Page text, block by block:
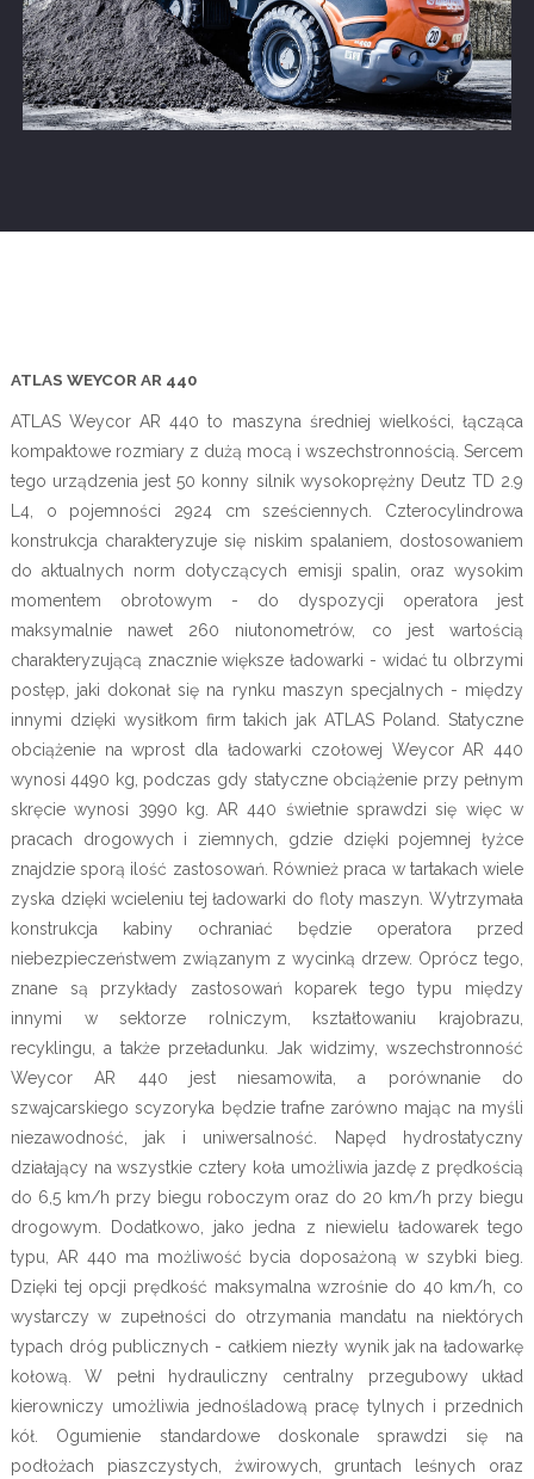
ATLAS WEYCOR AR 440
ATLAS Weycor AR 440 to maszyna średniej wielkości, łącząca
kompaktowe rozmiary z dużą mocą i wszechstronnością. Sercem
tego urządzenia jest 50 konny silnik wysokoprężny Deutz TD 2.9
L4, o pojemności 2924 cm sześciennych. Czterocylindrowa
konstrukcja charakteryzuje się niskim spalaniem, dostosowaniem
do aktualnych norm dotyczących emisji spalin, oraz wysokim
momentem obrotowym - do dyspozycji operatora jest
maksymalnie nawet 260 niutonometrów, co jest wartością
charakteryzującą znacznie większe ładowarki - widać tu olbrzymi
postęp, jaki dokonał się na rynku maszyn specjalnych - między
innymi dzięki wysiłkom firm takich jak ATLAS Poland. Statyczne
obciążenie na wprost dla ładowarki czołowej Weycor AR 440
wynosi 4490 kg, podczas gdy statyczne obciążenie przy pełnym
skręcie wynosi 3990 kg. AR 440 świetnie sprawdzi się więc w
pracach drogowych i ziemnych, gdzie dzięki pojemnej łyżce
znajdzie sporą ilość zastosowań. Również praca w tartakach wiele
zyska dzięki wcieleniu tej ładowarki do floty maszyn. Wytrzymała
konstrukcja kabiny ochraniać będzie operatora przed
niebezpieczeństwem związanym z wycinką drzew. Oprócz tego,
znane są przykłady zastosowań koparek tego typu między
innymi w sektorze rolniczym, kształtowaniu krajobrazu,
recyklingu, a także przeładunku. Jak widzimy, wszechstronność
Weycor AR 440 jest niesamowita, a porównanie do
szwajcarskiego scyzoryka będzie trafne zarówno mając na myśli
niezawodność, jak i uniwersalność. Napęd hydrostatyczny
działający na wszystkie cztery koła umożliwia jazdę z prędkością
do 6,5 km/h przy biegu roboczym oraz do 20 km/h przy biegu
drogowym. Dodatkowo, jako jedna z niewielu ładowarek tego
typu, AR 440 ma możliwość bycia doposażoną w szybki bieg.
Dzięki tej opcji prędkość maksymalna wzrośnie do 40 km/h, co
wystarczy w zupełności do otrzymania mandatu na niektórych
typach dróg publicznych - całkiem niezły wynik jak na ładowarkę
kołową. W pełni hydrauliczny centralny przegubowy układ
kierowniczy umożliwia jednośladową pracę tylnych i przednich
kół. Ogumienie standardowe doskonale sprawdzi się na
podłożach piaszczystych, żwirowych, gruntach leśnych oraz